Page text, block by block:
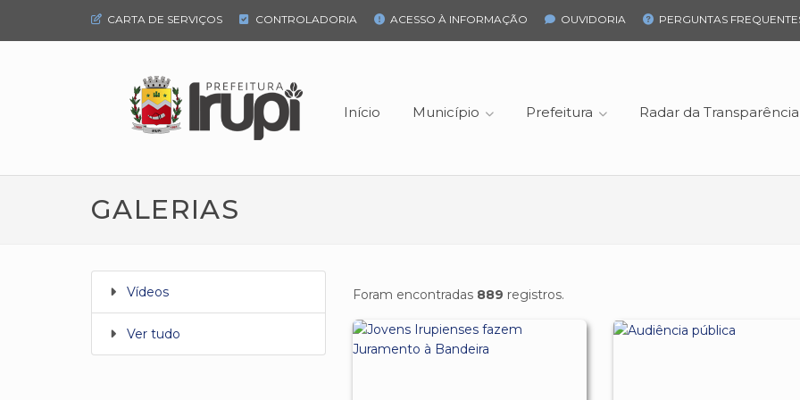
CARTA DE SERVIÇOS CONTROLADORIA ACESSO À INFORMAÇÃO OUVIDORIA PERGUNTAS
Início Município Prefeitura Radar da Transparência
GALERIAS
Vídeos
Ver tudo
Foram encontradas 889 registros.